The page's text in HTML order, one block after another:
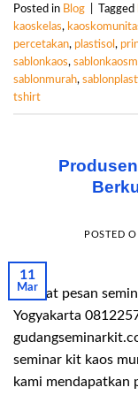
Posted in Blog Tagged
kaoskelas,
percetakan, plastisol ,
sablonkaos,
sablonmurah,
tshirt
POSTED
11
Mar
Tempat pesan
Yogyakarta
seminar kit kaos
kami mendapatkan